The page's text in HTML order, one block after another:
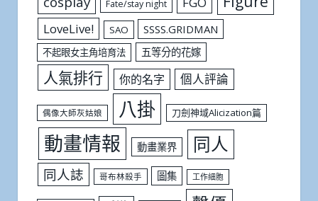
Fate/stay night
LoveLive! SAO SSSS.GRIDMAN
不起眼女主角培育法 五等分的花嫁
人氣排行 你的名字 個人評論
偶像大師灰姑娘 八掛 刀劍神域Alicization篇
動畫情報 動畫業界 同人
同人誌 哥布林殺手 圖集 工作細胞